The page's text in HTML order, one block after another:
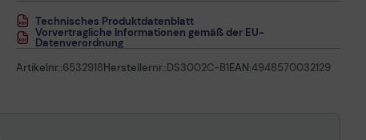
Technisches Produktdatenblatt
Vorvertragliche Informationen gemäß der EU-
Datenverordnung
Artikelnr.:6532918Herstellernr.:DS3002C-B1EAN:4948570032129